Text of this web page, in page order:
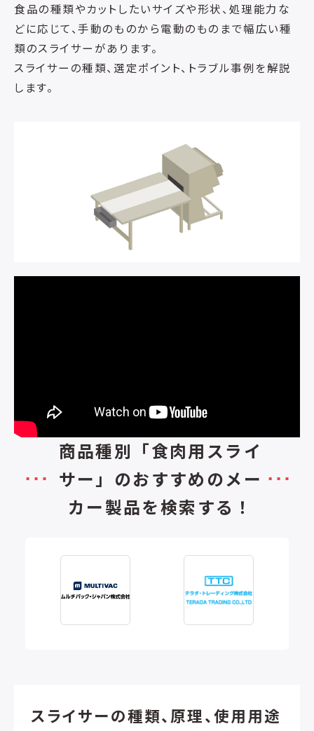
食品の種類やカットしたいサイズや形状、処理能力な
どに応じて、手動のものから電動のものまで幅広い種
類のスライサーがあります。
スライサーの種類、選定ポイント、トラブル事例を解説
します。
商品種別「食肉用スライ
サー」のおすすめのメー
カー製品を検索する！
スライサーの種類、原理、使用用途